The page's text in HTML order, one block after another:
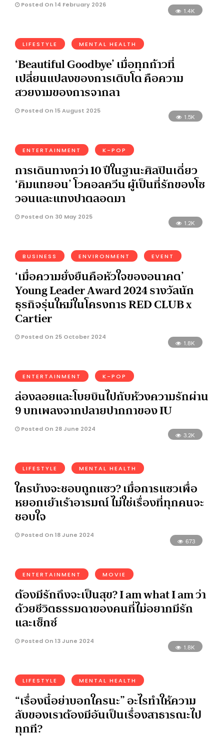
Posted On 14 February 2026
1.4K
LIFESTYLE MENTAL HEALTH
‘Beautiful Goodbye’ เมื่อทุกก้าวที่
เปลี่ยนแปลงของการเติบโต คือความ
สวยงามของการจากลา
Posted On 15 August 2025
1.5K
ENTERTAINMENT K-POP
การเดินทางกว่า 10 ปีในฐานะศิลปินเดี่ยว
‘คิมแทยอน’ โวคอลควีน ผู้เป็นที่รักของโซ
วอนและแทงปาตลอดมา
Posted On 30 May 2025
1.2K
BUSINESS ENVIRONMENT EVENT
‘เมื่อความยั่งยืนคือหัวใจของอนาคต’
Young Leader Award 2024 รางวัลนัก
ธุรกิจรุ่นใหม่ในโครงการ RED CLUB x
Cartier
Posted On 25 October 2024
1.8K
ENTERTAINMENT K-POP
ล่องลอยและโบยบินไปกับห้วงความรักผ่าน
9 บทเพลงจากปลายปากกาของ IU
Posted On 28 June 2024
3.2K
LIFESTYLE MENTAL HEALTH
ใครบ้างจะชอบถูกแซว? เมื่อการแซวเพื่อ
หยอกเย้าเร้าอารมณ์ ไม่ใช่เรื่องที่ทุกคนจะ
ชอบใจ
Posted On 18 June 2024
673
ENTERTAINMENT MOVIE
ต้องมีรักถึงจะเป็นสุข? I am what I am ว่า
ด้วยชีวิตธรรมดาของคนที่ไม่อยากมีรัก
และเซ็กซ์
Posted On 13 June 2024
1.8K
LIFESTYLE MENTAL HEALTH
“เรื่องนี้อย่าบอกใครนะ” อะไรทำให้ความ
ลับของเราต้องมีอันเป็นเรื่องสาธารณะไป
ทุกที?